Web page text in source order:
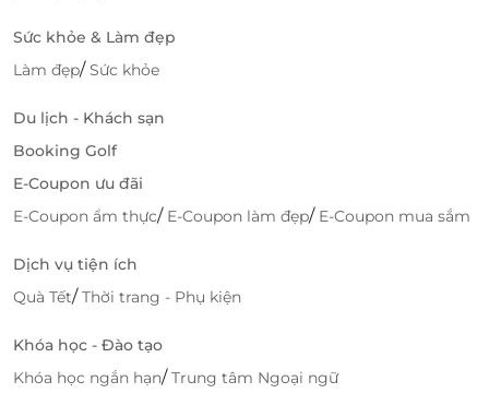
Sức khỏe & Làm đẹp
Làm đẹp/Sức khỏe
Du lịch - Khách sạn
Booking Golf
E-Coupon ưu đãi
E-Coupon ẩm thực/ E-Coupon làm đẹp/ E-Coupon mua sắm
Dịch vụ tiện ích
Quà Tết/Thời trang - Phụ kiện
Khóa học - Đào tạo
Khóa học ngắn hạn/Trung tâm Ngoại ngữ